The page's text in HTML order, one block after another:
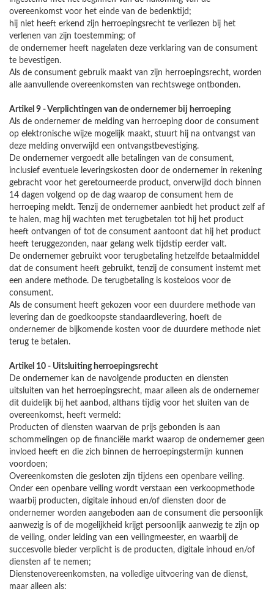
overeenkomst voor het einde van de bedenktijd;
hij niet heeft erkend zijn herroepingsrecht te verliezen bij het
verlenen van zijn toestemming; of
de ondernemer heeft nagelaten deze verklaring van de consument
te bevestigen.
Als de consument gebruik maakt van zijn herroepingsrecht, worden
alle aanvullende overeenkomsten van rechtswege ontbonden.
Artikel 9 - Verplichtingen van de ondernemer bij herroeping
Als de ondernemer de melding van herroeping door de consument
op elektronische wijze mogelijk maakt, stuurt hij na ontvangst van
deze melding onverwijld een ontvangstbevestiging.
De ondernemer vergoedt alle betalingen van de consument,
inclusief eventuele leveringskosten door de ondernemer in rekening
gebracht voor het geretourneerde product, onverwijld doch binnen
14 dagen volgend op de dag waarop de consument hem de
herroeping meldt. Tenzij de ondernemer aanbiedt het product zelf af
te halen, mag hij wachten met terugbetalen tot hij het product
heeft ontvangen of tot de consument aantoont dat hij het product
heeft teruggezonden, naar gelang welk tijdstip eerder valt.
De ondernemer gebruikt voor terugbetaling hetzelfde betaalmiddel
dat de consument heeft gebruikt, tenzij de consument instemt met
een andere methode. De terugbetaling is kosteloos voor de
consument.
Als de consument heeft gekozen voor een duurdere methode van
levering dan de goedkoopste standaardlevering, hoeft de
ondernemer de bijkomende kosten voor de duurdere methode niet
terug te betalen.
Artikel 10 - Uitsluiting herroepingsrecht
De ondernemer kan de navolgende producten en diensten
uitsluiten van het herroepingsrecht, maar alleen als de ondernemer
dit duidelijk bij het aanbod, althans tijdig voor het sluiten van de
overeenkomst, heeft vermeld:
Producten of diensten waarvan de prijs gebonden is aan
schommelingen op de financiële markt waarop de ondernemer geen
invloed heeft en die zich binnen de herroepingstermijn kunnen
voordoen;
Overeenkomsten die gesloten zijn tijdens een openbare veiling.
Onder een openbare veiling wordt verstaan een verkoopmethode
waarbij producten, digitale inhoud en/of diensten door de
ondernemer worden aangeboden aan de consument die persoonlijk
aanwezig is of de mogelijkheid krijgt persoonlijk aanwezig te zijn op
de veiling, onder leiding van een veilingmeester, en waarbij de
succesvolle bieder verplicht is de producten, digitale inhoud en/of
diensten af te nemen;
Dienstenovereenkomsten, na volledige uitvoering van de dienst,
maar alleen als: